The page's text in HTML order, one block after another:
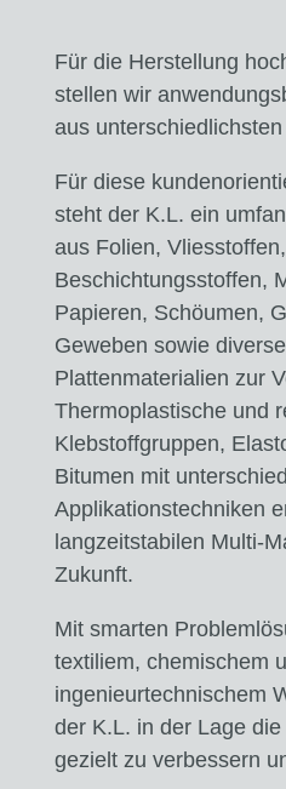
Für die Herstellung
stellen wir
aus
Für diese
steht der K.L. ein
aus Folien, Vliesstoffen,
Beschichtungsstoffen,
Papieren, Schöumen,
Geweben sowie
Plattenmaterialien zur
Thermoplastische und
Klebstoffgruppen,
Bitumen mit
Applikationstechniken
langzeitstabilen Multi-
Zukunft.
Mit smarten
textiliem, chemischem
ingenieurtechnischem
der K.L. in der Lage
gezielt zu verbessern